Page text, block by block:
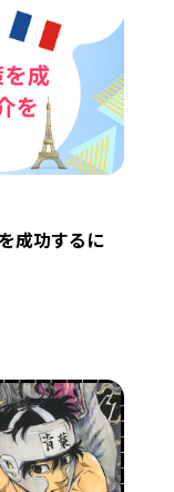
成功するに